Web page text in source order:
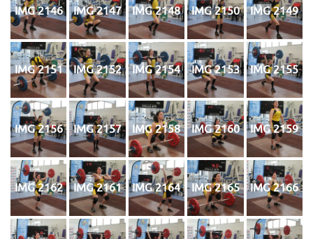
IMG 2146 IMG 2147 IMG 2148 IMG 2150 IMG 2149
IMG 2151 IMG 2152 IMG 2154 IMG 2153 IMG 2155
IMG 2156 IMG 2157 IMG 2158 IMG 2160 IMG 2159
IMG 2162 IMG 2161 IMG 2164 IMG 2165 IMG 2166